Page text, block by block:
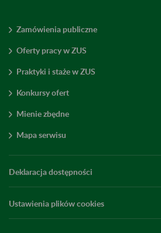
Zamówienia publiczne
Oferty pracy w ZUS
Praktyki i staże w ZUS
Konkursy ofert
Mienie zbędne
Mapa serwisu
Deklaracja dostępności
Ustawienia plików cookies